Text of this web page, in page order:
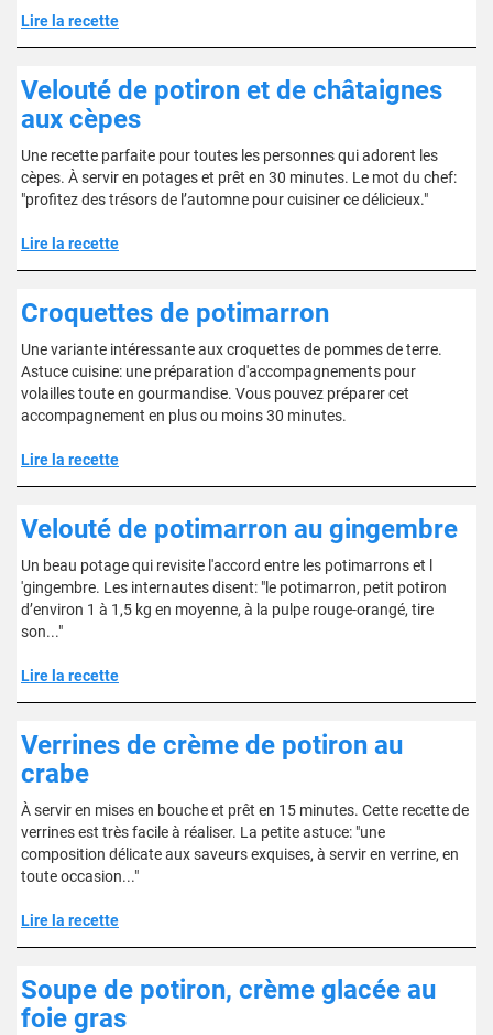
Lire la recette
Velouté de potiron et de châtaignes
aux cèpes
Une recette parfaite pour toutes les personnes qui adorent les
cèpes. À servir en potages et prêt en 30 minutes. Le mot du chef:
"profitez des trésors de l’automne pour cuisiner ce délicieux."
Lire la recette
Croquettes de potimarron
Une variante intéressante aux croquettes de pommes de terre.
Astuce cuisine: une préparation d'accompagnements pour
volailles toute en gourmandise. Vous pouvez préparer cet
accompagnement en plus ou moins 30 minutes.
Lire la recette
Velouté de potimarron au gingembre
Un beau potage qui revisite l'accord entre les potimarrons et l
'gingembre. Les internautes disent: "le potimarron, petit potiron
d’environ 1 à 1,5 kg en moyenne, à la pulpe rouge-orangé, tire
son..."
Lire la recette
Verrines de crème de potiron au
crabe
À servir en mises en bouche et prêt en 15 minutes. Cette recette de
verrines est très facile à réaliser. La petite astuce: "une
composition délicate aux saveurs exquises, à servir en verrine, en
toute occasion..."
Lire la recette
Soupe de potiron, crème glacée au
foie gras